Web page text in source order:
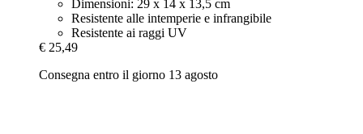
Dimensioni: 29 x 14 x 13,5 cm
Resistente alle intemperie e infrangibile
Resistente ai raggi UV
€ 25,49
Consegna entro il giorno 13 agosto